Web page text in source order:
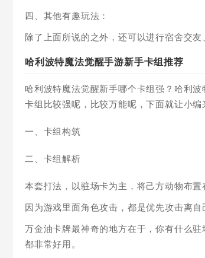
四、其他有趣玩法：
除了上面所说的之外，还可以进行宿舍交
哈利波特魔法觉醒手游新手卡组推荐
哈利波特魔法觉醒新手哪个卡组强？哈利
卡组比较强呢，比较万能呢，下面就让小编
一、卡组构筑
二、卡组解析
本套打法，以驻场卡为主，将己方动物布
因为游戏里面角色攻击，都是优先攻击离
万金油卡牌最神奇的地方在于，你有什么
都非常好用。